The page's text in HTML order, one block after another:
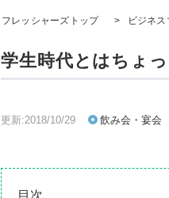
フレッシャーズトップ > ビジネス
学生時代とはちょ
更新:2018/10/29 飲み会・宴会
目次